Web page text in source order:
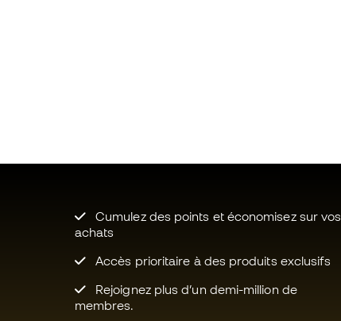
Cumulez des points et économisez sur vos
achats
Accès prioritaire à des produits exclusifs
Rejoignez plus d’un demi-million de
membres.